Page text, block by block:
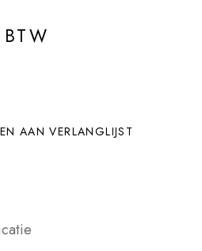
AAN VERLANGLIJST